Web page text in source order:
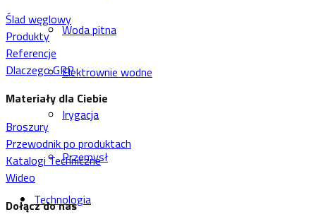
Woda pitna
Elektrownie wodne
Irygacja
Przemysł
Technologia
Ślad węglowy
Produkty
Referencje
Dlaczego GRP
Materiały dla Ciebie
Broszury
Przewodnik po produktach
Katalogi Techniczne
Wideo
Dołącz do nas